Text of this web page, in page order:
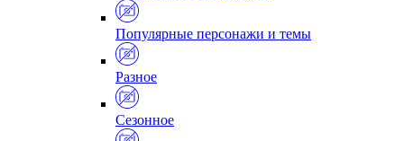
Популярные персонажи и темы
Разное
Сезонное